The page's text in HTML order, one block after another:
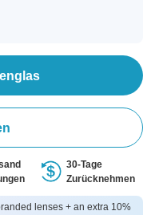
30-Tage
Zurücknehmen
lenses + an extra 10%